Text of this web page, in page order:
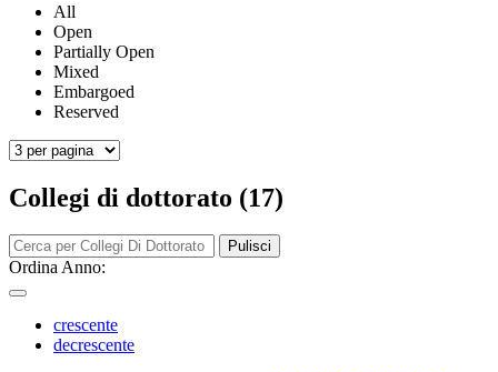
All
Open
Partially Open
Mixed
Embargoed
Reserved
Collegi di dottorato (17)
Pulisci
Ordina Anno:
crescente
decrescente